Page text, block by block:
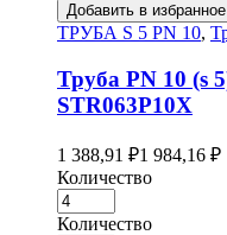
Добавить в избранное
ТРУБА S 5 PN 10,
Труба PN 10 (s
STR063P10X
1 388,91 ₽1 984,16 ₽
Количество
Количество